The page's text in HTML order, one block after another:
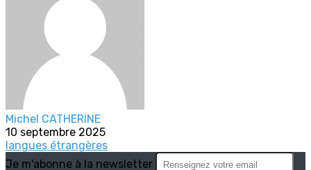
Michel CATHERINE
10 septembre 2025
langues étrangères
Je m'abonne à la newsletter